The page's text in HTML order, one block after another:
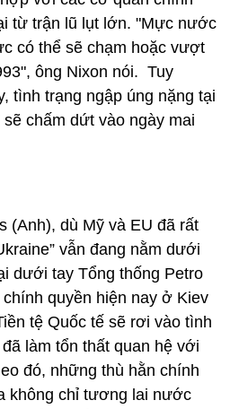
từ trận lũ lụt lớn. "Mực nước
có thể sẽ chạm hoặc vượt
ông Nixon nói. Tuy
tình trạng ngập úng nặng tại
chấm dứt vào ngày mai
(Anh), dù Mỹ và EU đã rất
vẫn đang nằm dưới
dưới tay Tổng thống Petro
quyền hiện nay ở Kiev
tệ Quốc tế sẽ rơi vào tình
làm tổn thất quan hệ với
đó, những thù hằn chính
không chỉ tương lai nước